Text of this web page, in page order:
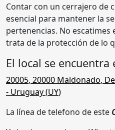
Contar con un cerrajero de
esencial para mantener la
pertenencias. No escatimes
trata de la protección de lo
El local se encuentra
20005, 20000 Maldonado,
- Uruguay (UY)
La línea de telefono de este